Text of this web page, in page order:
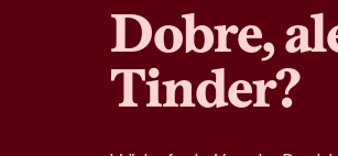
Dobre,
Tinder?